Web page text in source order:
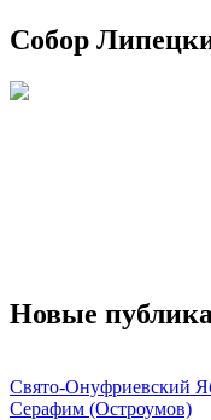
Собор
Новые
Свято-Онуфриевский
Серафим (Остроумов)